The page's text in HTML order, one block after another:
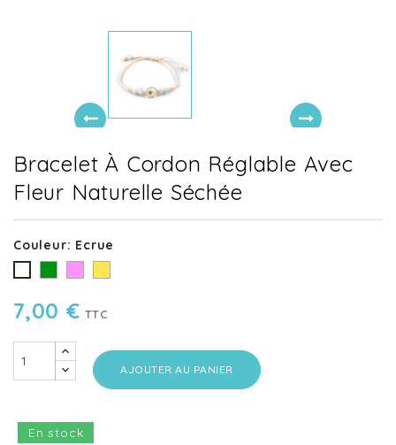
Bracelet À Cordon Réglable Avec
Fleur Naturelle Séchée
Couleur: Ecrue
Ecrue
7,00 € TTC
AJOUTER AU PANIER
En stock